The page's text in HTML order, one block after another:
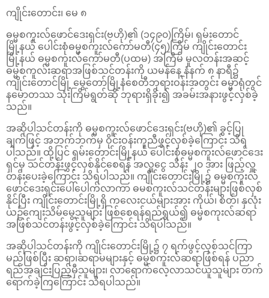
ကျိုင်းတောင်း၊ မေ ၈
ဓမ္မစကူးလ်ဖောင်ဒေးရှင်း(ဗဟို)၏ (၁၄၉၀)ကြိမ်၊ ရှမ်းတောင်
မြို့နယ် ပေါင်းစုံဓမ္မစကူးလ်ကော်မတီ(၄၅)ကြိမ် ကျိုင်းတောင်း
မြို့နယ် ဓမ္မစကူးလ်ကော်မတီ(ပထမ) အကြိမ် မူလတန်းအဆင့်
ဓမ္မစကူလ်းဆရာအဖြစ်သင်တန်းကို ယမန်နေ့ နံနက် ၈ နာရီ၌
ကျိုင်းတောင်မြို့ မွေတော်မြို့နံစေတီဘုရားဝန်းအတွင်း ဓမ္မာရုံတွင်
နမောတဿ သုံးကြိမ်ရွတ်ဆို ဘုရားရှိခိုး၍ အခမ်းအနားဖွင့်လှစ်ခဲ့
သည်။
အဆိုပါသင်တန်းကို ဓမ္မစကူးလ်ဖောင်ဒေးရှင်း(ဗဟို)၏ ခွင့်ပြု
ချက်ဖြင့် အဘက်ဘက်မှ ဝိုင်းဝန်းကူညီဖွှင့်လှစ်ခဲ့ကြောင်း သိရ
ပါသည်။ ထို့ပြင် ရှမ်းတောင်းမြို့နယ် ပေါင်းစုံဓမ္မစကူးလ်ဖောင်ဒေး
ရှင်မှ သင်တန်းဖွှင့်လှစ်နိုင်စေရန် အလှူငွေ သိန်း ၂၀ အား ဖြည့်လှူ
တန်းပေးခဲ့ကြောင်း သိရပါသည်။ ကျိုင်းတောင်းမြို့၌ ဓမ္မစကူးလ်
ဖောင်ဒေးရှင်းပေါ်ပေါက်လာကာ ဓမစကူးလ်သင်တန်းများဖြစ်လှစ်
နိုင်ပြီး ကျိုင်းတောင်းမြို့ရှိ ကလေးငယ်များအား ကိုယ်၊ စိတ်၊ နှလုံး
ယဉ်ကျေးသိမ်မွေ့သူများ ဖြစ်စေရန်ရည်ရွယ်၍ ဓမ္မစကုးလ်ဆရာ
အဖြစ်သင်တန်းဖွင့်လှစ်ခဲ့ကြောင်း သိရပါသည်။
အဆိုပါသင်တန်းကို ကျိုင်းတောင်းမြို့၌ ၇ ရက်ဖွင့်လှစ်သင်ကြာ
မည်ဖြစ်ပြီး ဆရာ၊ဆရာမများနှင့် ဓမ္မစကူးလ်ဆရာဖြစ်ရန် ပညာ
ရည်အချင်းပြည့်မှီသူများ၊ လာရောက်လေ့လာသင်ယူသူများ တက်
ရောက်ခဲ့​ကြကြောင်း သိရပါသည်။